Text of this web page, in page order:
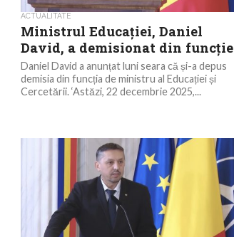
ACTUALITATE
Ministrul Educației, Daniel
David, a demisionat din funcție
Daniel David a anunțat luni seara că și-a depus
demisia din funcția de ministru al Educației și
Cercetării. ‘Astăzi, 22 decembrie 2025,...